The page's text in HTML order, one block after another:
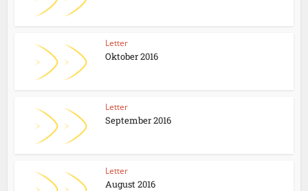
Letter
Oktober 2016
Letter
September 2016
Letter
August 2016